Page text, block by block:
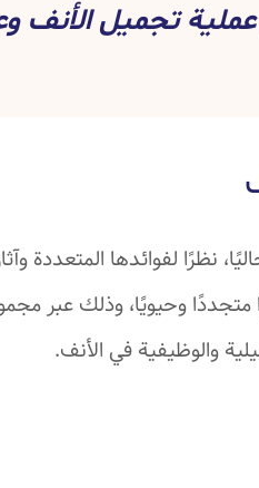
تجميل الأنف
نظرًا لفوائدها المتعددة
وحيويًا، وذلك عبر
والوظيفية في الأنف.